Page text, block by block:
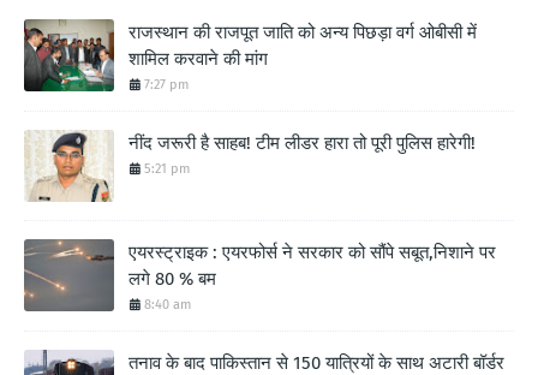
राजस्थान की राजपूत जाति को अन्य पिछड़ा वर्ग ओबीसी में
शामिल करवाने की मांग
7:27 pm
नींद जरूरी है साहब! टीम लीडर हारा तो पूरी पुलिस हारेगी!
5:21 pm
एयरस्ट्राइक : एयरफोर्स ने सरकार को सौंपे सबूत,निशाने पर
लगे 80 % बम
8:40 am
तनाव के बाद पाकिस्तान से 150 यात्रियों के साथ अटारी बॉर्डर